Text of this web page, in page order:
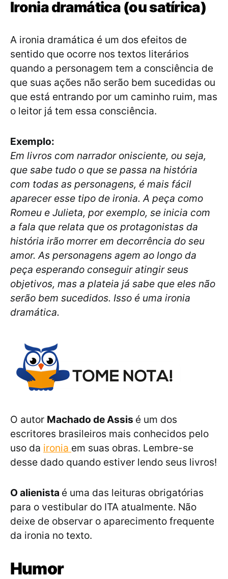
Ironia dramática (ou satírica)
A ironia dramática é um dos efeitos de
sentido que ocorre nos textos literários
quando a personagem tem a consciência de
que suas ações não serão bem sucedidas ou
que está entrando por um caminho ruim, mas
o leitor já tem essa consciência.
Exemplo:
Em livros com narrador onisciente, ou seja,
que sabe tudo o que se passa na história
com todas as personagens, é mais fácil
aparecer esse tipo de ironia. A peça como
Romeu e Julieta, por exemplo, se inicia com
a fala que relata que os protagonistas da
história irão morrer em decorrência do seu
amor. As personagens agem ao longo da
peça esperando conseguir atingir seus
objetivos, mas a plateia já sabe que eles não
serão bem sucedidos. Isso é uma ironia
dramática.
O autor Machado de Assis é um dos
escritores brasileiros mais conhecidos pelo
uso da ironia em suas obras. Lembre-se
desse dado quando estiver lendo seus livros!
O alienista é uma das leituras obrigatórias
para o vestibular do ITA atualmente. Não
deixe de observar o aparecimento frequente
da ironia no texto.
Humor